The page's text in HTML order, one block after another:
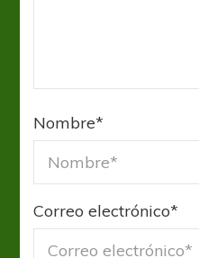
Nombre*
Correo electrónico*